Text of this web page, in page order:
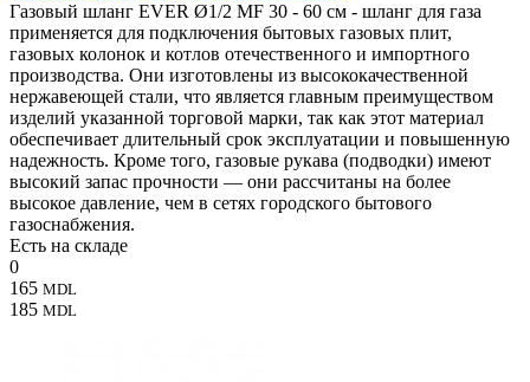
Газовый шланг EVER Ø1/2 MF 30 - 60 см - шланг для газа
применяется для подключения бытовых газовых плит,
газовых колонок и котлов отечественного и импортного
производства. Они изготовлены из высококачественной
нержавеющей стали, что является главным преимуществом
изделий указанной торговой марки, так как этот материал
обеспечивает длительный срок эксплуатации и повышенную
надежность. Кроме того, газовые рукава (подводки) имеют
высокий запас прочности — они рассчитаны на более
высокое давление, чем в сетях городского бытового
газоснабжения.
Есть на складе
0
165 MDL
185 MDL